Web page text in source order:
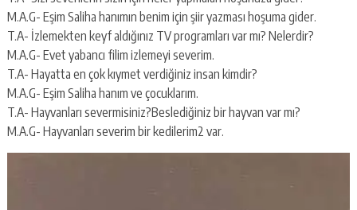
M.A.G- Eşim Saliha hanımın benim için şiir yazması hoşuma gider.
T.A- İzlemekten keyf aldığınız TV programları var mı? Nelerdir?
M.A.G- Evet yabancı filim izlemeyi severim.
T.A- Hayatta en çok kıymet verdiğiniz insan kimdir?
M.A.G- Eşim Saliha hanım ve çocuklarım.
T.A- Hayvanları severmisiniz?Beslediğiniz bir hayvan var mı?
M.A.G- Hayvanları severim bir kedilerim2 var.